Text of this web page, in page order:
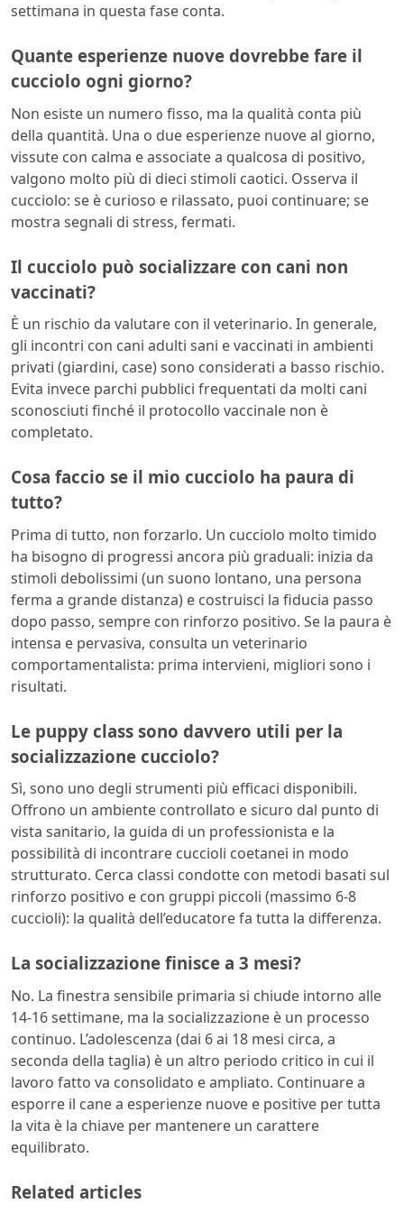
settimana in questa fase conta.
Quante esperienze nuove dovrebbe fare il
cucciolo ogni giorno?
Non esiste un numero fisso, ma la qualità conta più
della quantità. Una o due esperienze nuove al giorno,
vissute con calma e associate a qualcosa di positivo,
valgono molto più di dieci stimoli caotici. Osserva il
cucciolo: se è curioso e rilassato, puoi continuare; se
mostra segnali di stress, fermati.
Il cucciolo può socializzare con cani non
vaccinati?
È un rischio da valutare con il veterinario. In generale,
gli incontri con cani adulti sani e vaccinati in ambienti
privati (giardini, case) sono considerati a basso rischio.
Evita invece parchi pubblici frequentati da molti cani
sconosciuti finché il protocollo vaccinale non è
completato.
Cosa faccio se il mio cucciolo ha paura di
tutto?
Prima di tutto, non forzarlo. Un cucciolo molto timido
ha bisogno di progressi ancora più graduali: inizia da
stimoli debolissimi (un suono lontano, una persona
ferma a grande distanza) e costruisci la fiducia passo
dopo passo, sempre con rinforzo positivo. Se la paura è
intensa e pervasiva, consulta un veterinario
comportamentalista: prima intervieni, migliori sono i
risultati.
Le puppy class sono davvero utili per la
socializzazione cucciolo?
Sì, sono uno degli strumenti più efficaci disponibili.
Offrono un ambiente controllato e sicuro dal punto di
vista sanitario, la guida di un professionista e la
possibilità di incontrare cuccioli coetanei in modo
strutturato. Cerca classi condotte con metodi basati sul
rinforzo positivo e con gruppi piccoli (massimo 6-8
cuccioli): la qualità dell’educatore fa tutta la differenza.
La socializzazione finisce a 3 mesi?
No. La finestra sensibile primaria si chiude intorno alle
14-16 settimane, ma la socializzazione è un processo
continuo. L’adolescenza (dai 6 ai 18 mesi circa, a
seconda della taglia) è un altro periodo critico in cui il
lavoro fatto va consolidato e ampliato. Continuare a
esporre il cane a esperienze nuove e positive per tutta
la vita è la chiave per mantenere un carattere
equilibrato.
Related articles